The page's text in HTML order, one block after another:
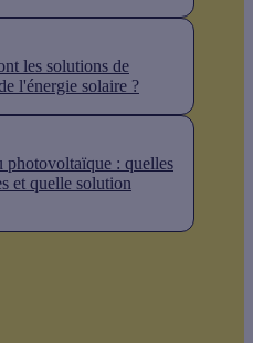
les solutions de
l'énergie solaire ?
photovoltaïque : quelles
et quelle solution